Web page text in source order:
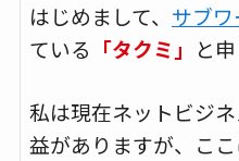
はじめまして、 サブ
ている 「タクミ」 と
私は現在ネットビジ
益がありますが、こ